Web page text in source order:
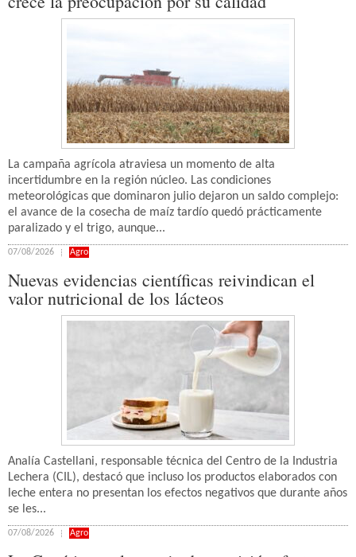
La campaña agrícola atraviesa un momento de alta
incertidumbre en la región núcleo. Las condiciones
meteorológicas que dominaron julio dejaron un saldo complejo:
el avance de la cosecha de maíz tardío quedó prácticamente
paralizado y el trigo, aunque...
07/08/2026 Agro
Nuevas evidencias científicas reivindican el
valor nutricional de los lácteos
Analía Castellani, responsable técnica del Centro de la Industria
Lechera (CIL), destacó que incluso los productos elaborados con
leche entera no presentan los efectos negativos que durante años
se les...
07/08/2026 Agro